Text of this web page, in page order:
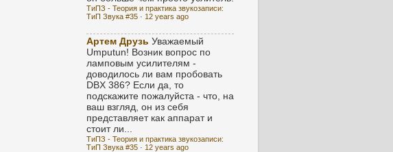
ТиПЗ - Теория и практика звукозаписи:
ТиП Звука #35 · 12 years ago
Артем Друзь Уважаемый
Umputun! Возник вопрос по
ламповым усилителям -
доводилось ли вам пробовать
DBX 386? Если да, то
подскажите пожалуйста - что, на
ваш взгляд, он из себя
представляет как аппарат и
стоит ли...
ТиПЗ - Теория и практика звукозаписи:
ТиП Звука #35 · 12 years ago